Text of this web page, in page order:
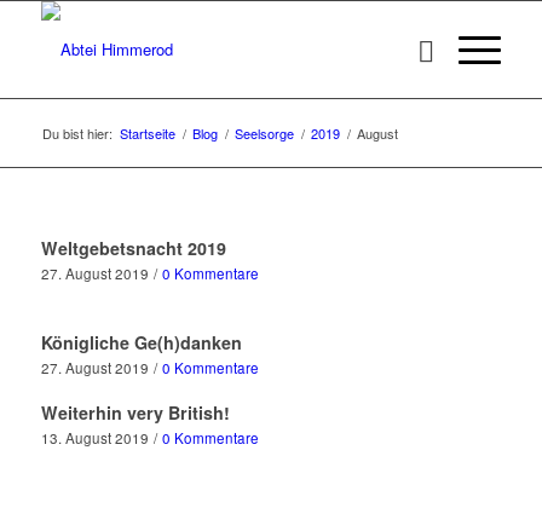
Du bist hier: Startseite / Blog / Seelsorge / 2019 / August
Weltgebetsnacht 2019
27. August 2019 / 0 Kommentare
Königliche Ge(h)danken
27. August 2019 / 0 Kommentare
Weiterhin very British!
13. August 2019 / 0 Kommentare